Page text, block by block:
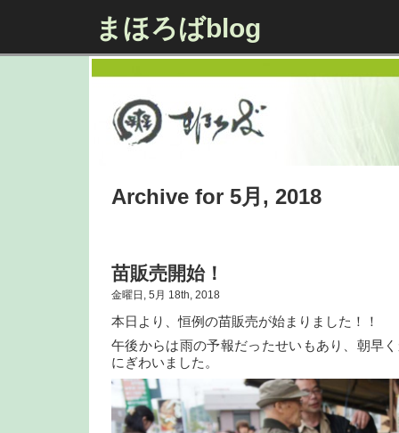
まほろばblog
Archive for 5月, 2018
苗販売開始！
金曜日, 5月 18th, 2018
本日より、恒例の苗販売が始まりました！！
午後からは雨の予報だったせいもあり、朝早
にぎわいました。